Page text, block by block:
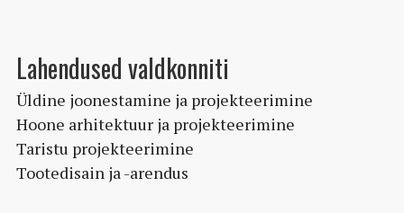
Lahendused valdkonniti
Üldine joonestamine ja projekteerimine
Hoone arhitektuur ja projekteerimine
Taristu projekteerimine
Tootedisain ja -arendus